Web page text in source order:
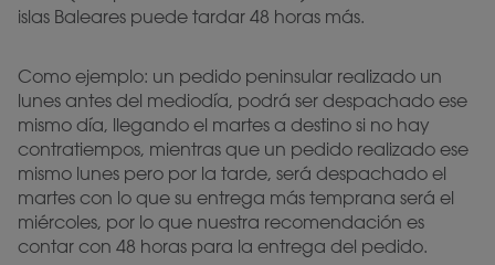
islas Baleares puede tardar 48 horas más.
Como ejemplo: un pedido peninsular realizado un
lunes antes del mediodía, podrá ser despachado ese
mismo día, llegando el martes a destino si no hay
contratiempos, mientras que un pedido realizado ese
mismo lunes pero por la tarde, será despachado el
martes con lo que su entrega más temprana será el
miércoles, por lo que nuestra recomendación es
contar con 48 horas para la entrega del pedido.